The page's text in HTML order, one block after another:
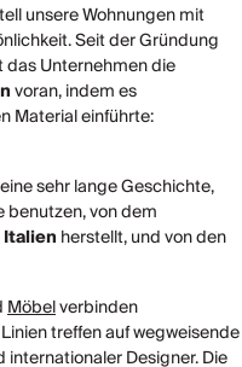
unsere Wohnungen mit
Seit der Gründung
das Unternehmen die
voran, indem es
Material einführte:
sehr lange Geschichte,
benutzen, von dem
Italien herstellt, und von den
Möbelverbinden
treffen auf wegweisende
Designer. Die